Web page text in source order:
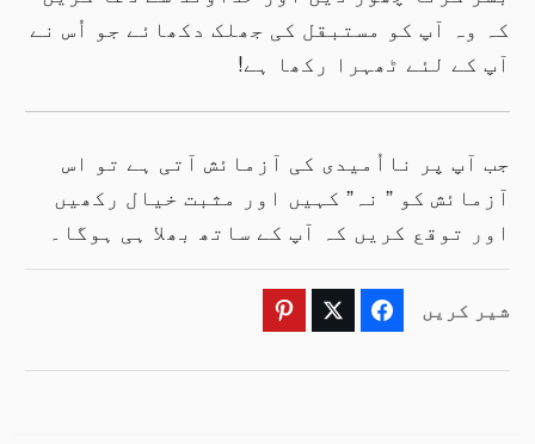
کہ وہ آپ کو مستبقل کی جھلک دکھائے جو اُس نے
آپ کے لئے ٹھہرا رکھا ہے!
جب آپ پر نااُمیدی کی آزمائش آتی ہے تو اس
آزمائش کو ” نہ” کہیں اور مثبت خیال رکھیں
اور توقع کریں کہ آپ کے ساتھ بھلا ہی ہوگا۔
شیر کریں Facebook
Twitter